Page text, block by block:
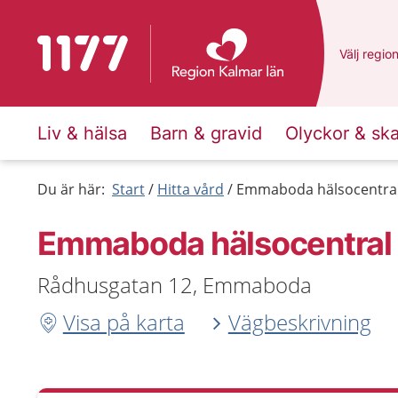
Till startsidan för 1177 Du har
Välj en
region
Liv & hälsa Barn & gravid Olyckor &
Du är här: Start Hitta vård Emmaboda
Emmaboda hälsocentral
Rådhusgatan 12, Emmaboda
Visa på karta
Vägbeskrivning